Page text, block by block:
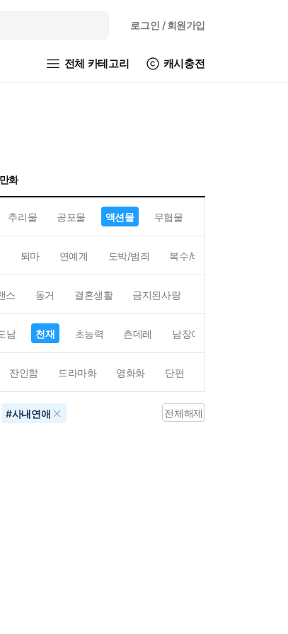
로그인 / 회원가입
전체 카테고리 캐시충전
만화
추리물 공포물 액션물 무협물
퇴마 연예계 도박/범죄 복수/배신
스 동거 결혼생활 금지된사랑
남 천재 초능력 츤데레 남장여자
잔인함 드라마화 영화화 단편
#사내연애 전체해제